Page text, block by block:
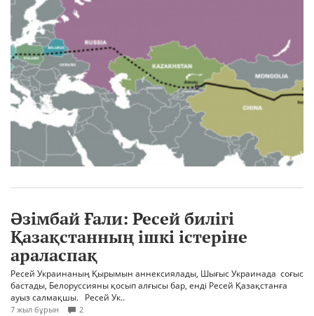
Әзімбай Ғали: Ресей билігі
Қазақстанның ішкі істеріне
араласпақ
Ресей Украинаның Қырымын аннексиялады, Шығыс Украинада соғыс
бастады, Белоруссияны қосып алғысы бар, енді Ресей Қазақстанға
ауыз салмақшы. Ресей Ук..
7 жыл бұрын 2